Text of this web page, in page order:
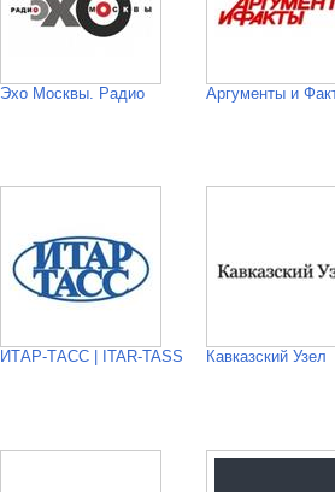
Эхо Москвы. Радио Аргументы и
ИТАР-ТАСС | ITAR-TASS Кавказский Узел